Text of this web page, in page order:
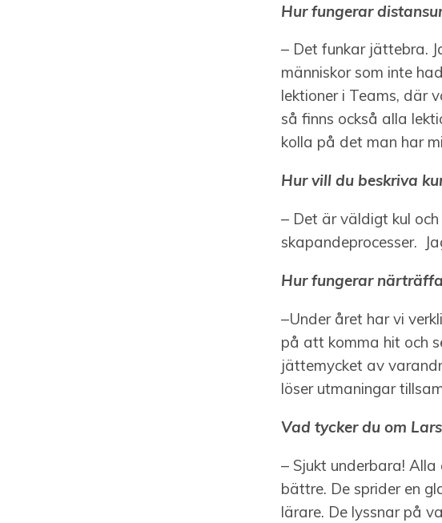
Hur fungerar
– Det funkar jättebra.
människor som inte
lektioner i Teams, där
så finns också alla
kolla på det man har
Hur vill du beskriva
– Det är väldigt kul
skapandeprocesser.
Hur fungerar
–Under året har vi
på att komma hit och
jättemycket av
löser utmaningar
Vad tycker du om
– Sjukt underbara!
bättre. De sprider en
lärare. De lyssnar på